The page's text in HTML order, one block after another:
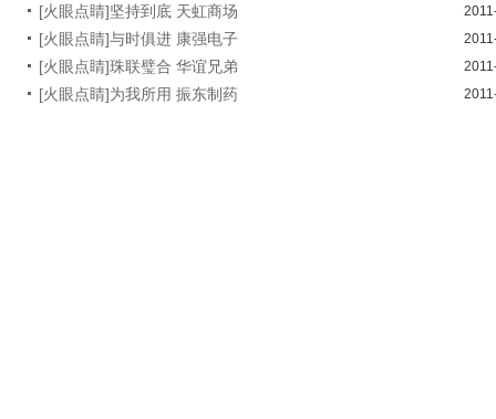
[火眼点睛]坚持到底 天虹商场
[火眼点睛]与时俱进 康强电子
[火眼点睛]珠联璧合 华谊兄弟
[火眼点睛]为我所用 振东制药